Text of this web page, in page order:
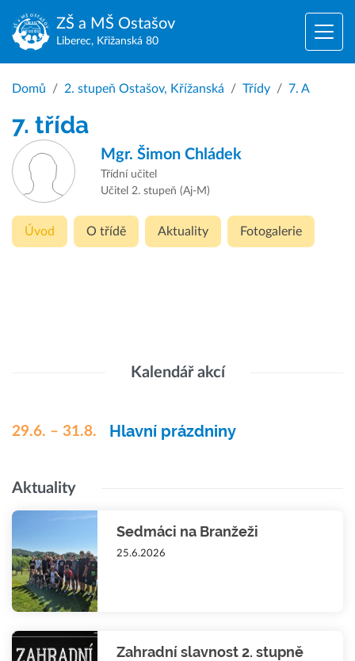
ZŠ a MŠ Ostašov
Liberec, Křižanská 80
Domů 2. stupeň Ostašov, Křížanská Třídy 7. A
7. třída
Mgr. Šimon Chládek
Třídní učitel
Učitel 2. stupeň (Aj-M)
Úvod O třídě Aktuality Fotogalerie
Kalendář akcí
29.6. – 31.8. Hlavní prázdniny
Aktuality
Sedmáci na Branžeži
25.6.2026
Zahradní slavnost 2. stupně